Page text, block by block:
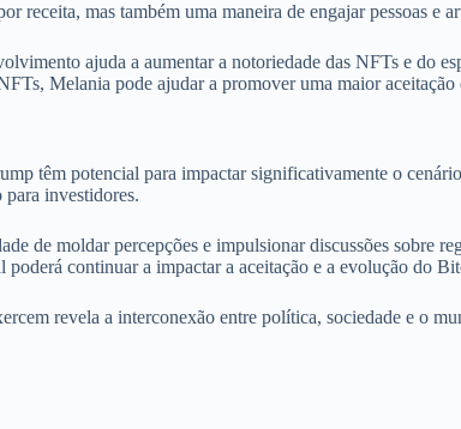
receita, mas também uma maneira de engajar pessoas e
ajuda a aumentar a notoriedade das NFTs e do
Melania pode ajudar a promover uma maior aceitação
têm potencial para impactar significativamente o
investidores.
de moldar percepções e impulsionar discussões
poderá continuar a impactar a aceitação e a evolução do
revela a interconexão entre política, sociedade e o